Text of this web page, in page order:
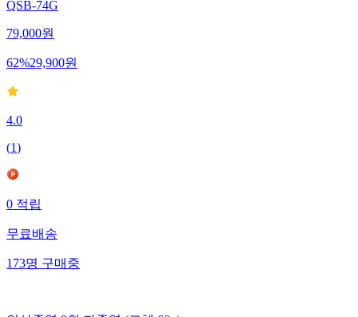
QSB-74G
79,000원
62%29,900원
4.0
(1)
0적립
무료배송
173명구매중